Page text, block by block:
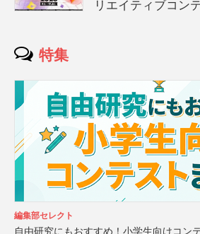
リエイティブコン
特集
編集部セレクト
自由研究にもおすすめ！小学生向けコン